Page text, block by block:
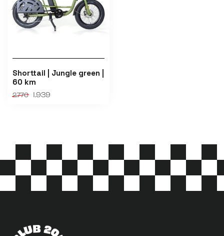
Shorttail | Jungle green |
60 km
2.770 1.939